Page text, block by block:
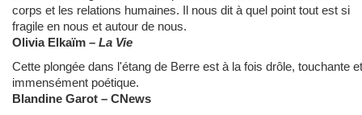
corps et les relations humaines. Il nous dit à quel point tout est si
fragile en nous et autour de nous.
Olivia Elkaïm – La Vie
Cette plongée dans l'étang de Berre est à la fois drôle, touchante et
immensément poétique.
Blandine Garot – CNews